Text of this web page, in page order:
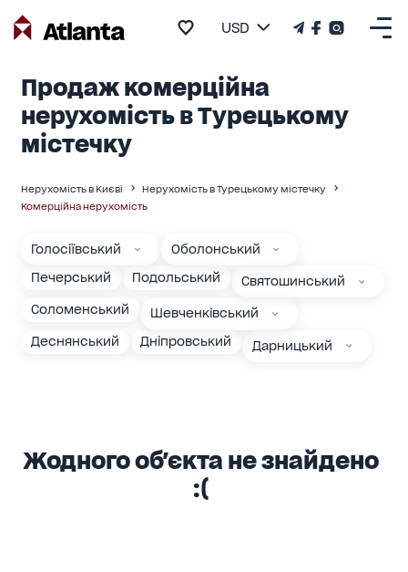
USD
Продаж комерційна
нерухомість в Турецькому
містечку
Нерухомість в Києві
Нерухомість в Турецькому містечку
Комерційна нерухомість
Голосіївський
Оболонський
Печерський
Подольський
Святошинський
Соломенський
Шевченківський
Деснянський
Дніпровський Дарницький
Жодного об'єкта не знайдено
:(